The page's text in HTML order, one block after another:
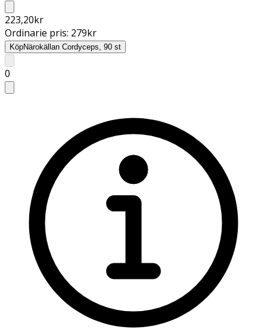
223,20kr
Ordinarie pris: 279kr
KöpNärokällan Cordyceps, 90 st
0